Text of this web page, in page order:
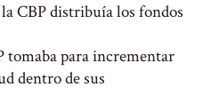
CBP distribuía los fondos
tomaba para incrementar
dentro de sus